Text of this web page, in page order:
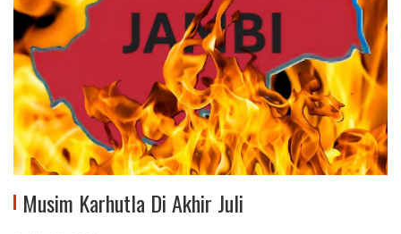
Musim Karhutla Di Akhir Juli